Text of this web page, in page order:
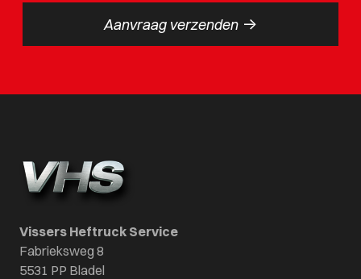
Aanvraag verzenden ->
Vissers Heftruck Service
Fabrieksweg 8
5531 PP Bladel